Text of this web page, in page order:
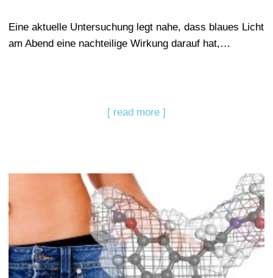
Eine aktuelle Untersuchung legt nahe, dass blaues Licht
am Abend eine nachteilige Wirkung darauf hat,…
[ read more ]